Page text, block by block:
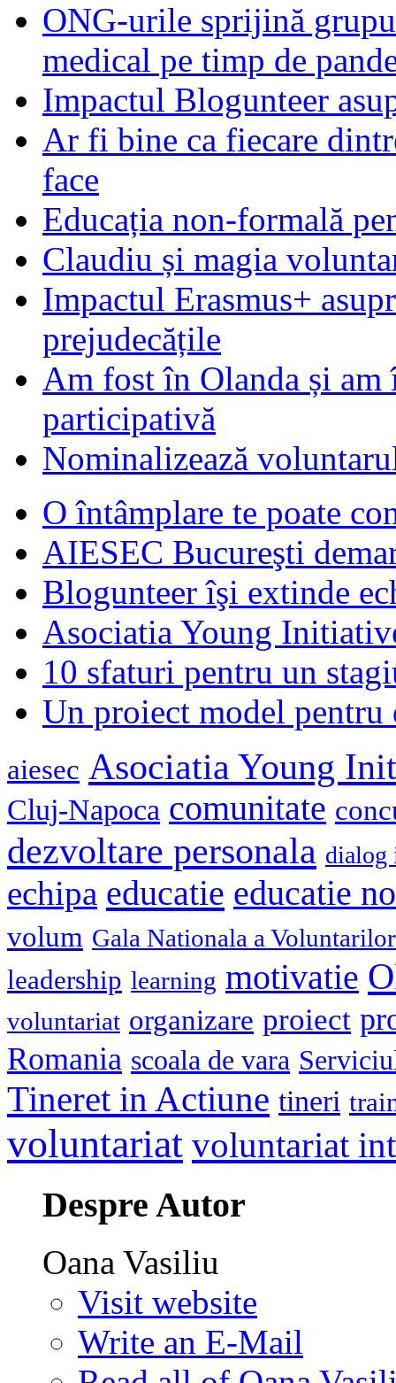
ONG-urile sprijină
medical pe timp de
Impactul Blogunteer
Ar fi bine ca fiecare
face
Educația non-formală
Claudiu și magia
Impactul Erasmus+
prejudecățile
Am fost în Olanda și am
participativă
Nominalizează
O întâmplare te poate
AIESEC Bucureşti
Blogunteer îşi extinde
Asociatia Young
10 sfaturi pentru un
Un proiect model
aiesec Asociatia Young
Cluj-Napoca comunitate
dezvoltare personala dialog
echipa educatie educatie
volum Gala Nationala a Voluntarilor
leadership learning motivatie
voluntariat organizare proiect
Romania scoala de vara
Tineret in Actiune tineri
voluntariat voluntariat
Despre Autor
Oana Vasiliu
Visit website
Write an E-Mail